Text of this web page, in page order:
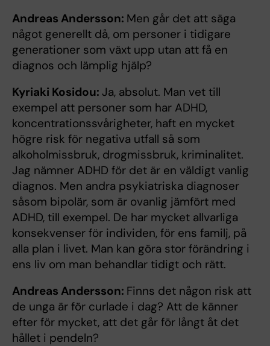
Andreas Andersson: Men går det att säga
något generellt då, om personer i tidigare
generationer som växt upp utan att få en
diagnos och lämplig hjälp?
Kyriaki Kosidou: Ja, absolut. Man vet till
exempel att personer som har ADHD,
koncentrationssvårigheter, haft en mycket
högre risk för negativa utfall så som
alkoholmissbruk, drogmissbruk, kriminalitet.
Jag nämner ADHD för det är en väldigt vanlig
diagnos. Men andra psykiatriska diagnoser
såsom bipolär, som är ovanlig jämfört med
ADHD, till exempel. De har mycket allvarliga
konsekvenser för individen, för ens familj, på
alla plan i livet. Man kan göra stor förändring i
ens liv om man behandlar tidigt och rätt.
Andreas Andersson: Finns det någon risk att
de unga är för curlade i dag? Att de känner
efter för mycket, att det går för långt åt det
hållet i pendeln?